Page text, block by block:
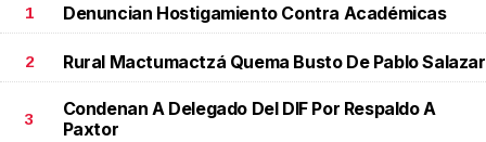
1 Denuncian Hostigamiento Contra Académicas
2 Rural Mactumactzá Quema Busto De Pablo Salazar
3
Condenan A Delegado Del DIF Por Respaldo A
Paxtor